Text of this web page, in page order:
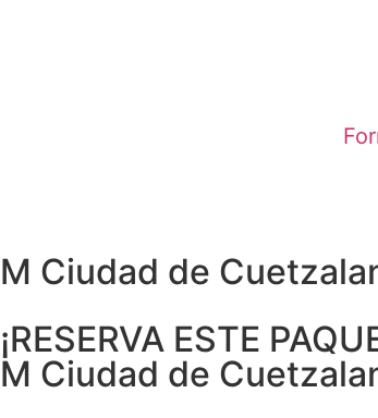
M Ciudad de
¡RESERVA ESTE
M Ciudad de